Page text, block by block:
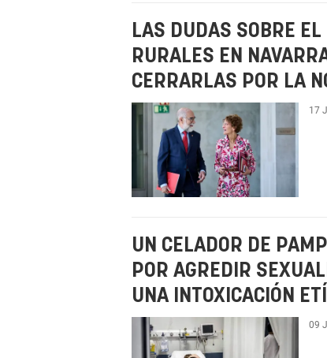
LAS DUDAS SOBRE
RURALES EN
CERRARLAS POR LA
17
UN CELADOR DE
POR AGREDIR
UNA INTOXICACIÓN
09